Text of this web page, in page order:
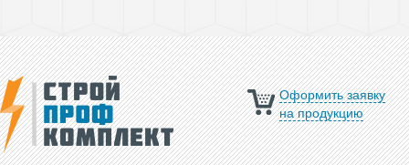
Оформить заявку
на продукцию